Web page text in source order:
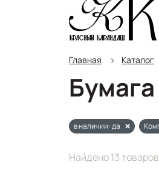
Главная Каталог
в наличии: да
Найдено 13 товаров